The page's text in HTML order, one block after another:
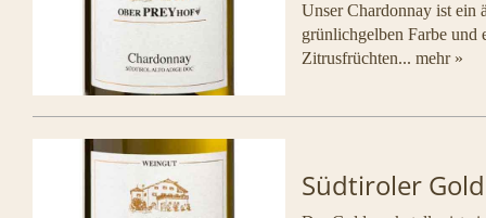
Unser Chardonnay ist ein
grünlichgelben Farbe und
Zitrusfrüchten... mehr »
Südtiroler